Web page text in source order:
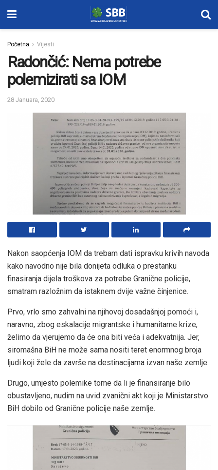
Početna Vijesti
Radončić: Nema potrebe
polemizirati sa IOM
28 Januara, 2020
Nakon saopćenja IOM da trebam dati ispravku krivih navoda
kako navodno nije bila donijeta odluka o prestanku
finasiranja dijela troškova za potrebe Granične policije,
smatram razložnim da istaknem dvije važne činjenice.
Prvo, vrlo smo zahvalni na njihovoj dosadašnjoj pomoći i,
naravno, zbog eskalacije migrantske i humanitarne krize,
želimo da vjerujemo da će ona biti veća i adekvatnija. Jer,
siromašna BiH ne može sama nositi teret enormnog broja
ljudi koji žele da završe na destinacijama izvan naše zemlje.
Drugo, umjesto polemike tome da li je finansiranje bilo
obustavljeno, nudim na uvid zvanični akt koji je Ministarstvo
BiH dobilo od Granične policije naše zemlje.